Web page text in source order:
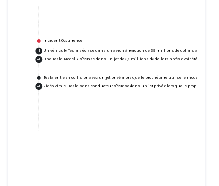
Incident Occurrence
+1 Un véhicule Tesla s'écrase dans un avion à réaction de 3,5 millions de dollars après avoir
+1 Une Tesla Model Y s'écrase dans un jet de 3,5 millions de dollars après avoir été
Tesla entre en collision avec un jet privé alors que le propriétaire utilise le mode "Smart
+1 Vidéo virale : Tesla sans conducteur s'écrase dans un jet privé alors que le propriétaire